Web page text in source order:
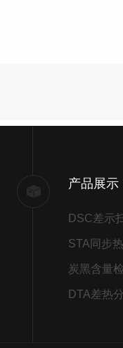
产品展示
炭黑含量
DTA差热